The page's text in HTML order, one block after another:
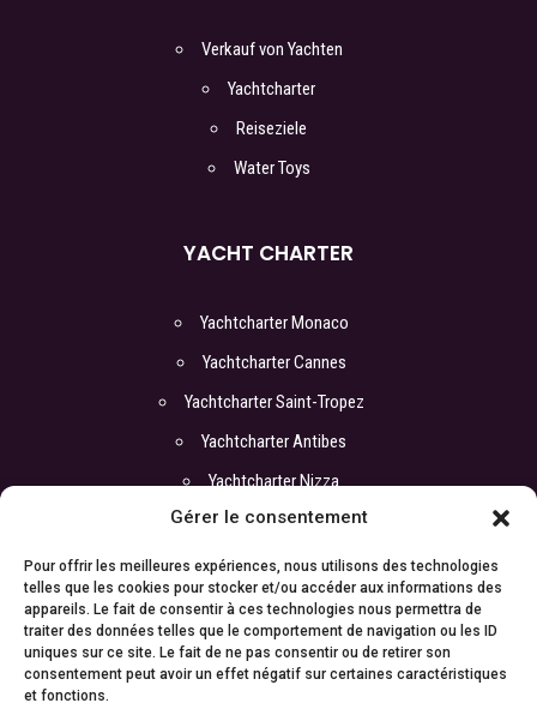
Gérer le consentement
Pour offrir les meilleures expériences, nous utilisons des technologies
telles que les cookies pour stocker et/ou accéder aux informations des
appareils. Le fait de consentir à ces technologies nous permettra de
traiter des données telles que le comportement de navigation ou les ID
uniques sur ce site. Le fait de ne pas consentir ou de retirer son
consentement peut avoir un effet négatif sur certaines caractéristiques
et fonctions.
Verkauf von Yachten
Yachtcharter
Reiseziele
Water Toys
YACHT CHARTER
Yachtcharter Monaco
Yachtcharter Cannes
Yachtcharter Saint-Tropez
Yachtcharter Antibes
Yachtcharter Nizza
COORDONNEREN
Büro :
ATI Yachts
17 boulevard de la Croisette
06400 Cannes